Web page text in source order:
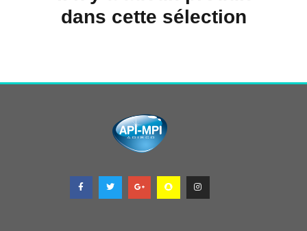
dans cette sélection